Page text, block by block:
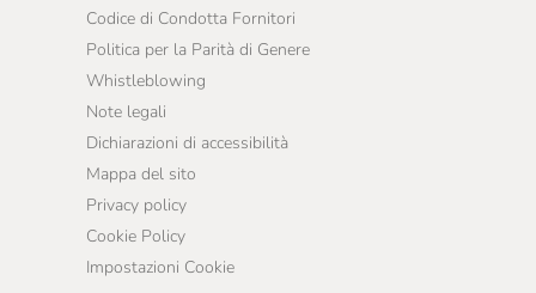
Codice di Condotta Fornitori
Politica per la Parità di Genere
Whistleblowing
Note legali
Dichiarazioni di accessibilità
Mappa del sito
Privacy policy
Cookie Policy
Impostazioni Cookie